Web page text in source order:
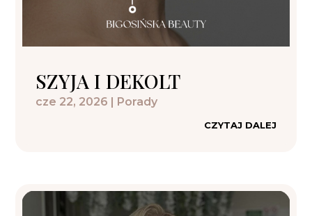
SZYJA I DEKOLT
cze 22, 2026 | Porady
CZYTAJ DALEJ